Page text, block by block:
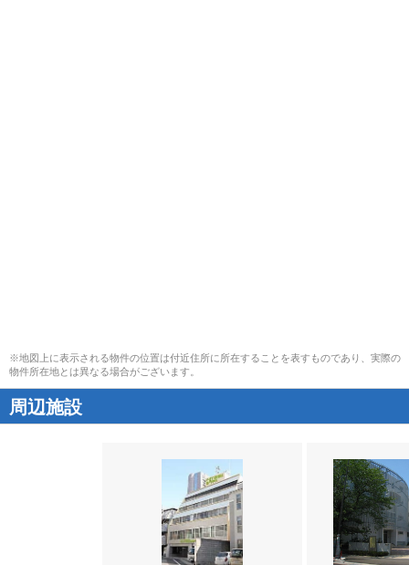
※地図上に表示される物件の位置は付近住所に所在することを表すものであり、実際の
物件所在地とは異なる場合がございます。
周辺施設